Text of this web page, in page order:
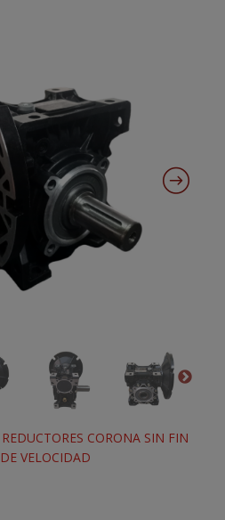
REDUCTORES CORONA SIN FIN
VELOCIDAD